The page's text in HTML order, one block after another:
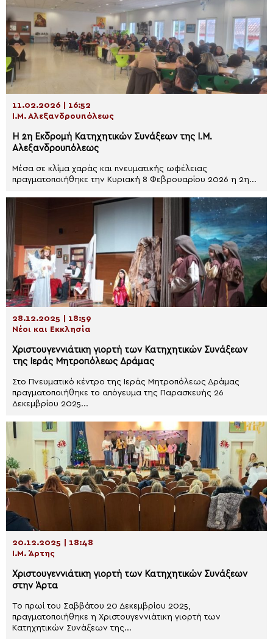
11.02.2026 | 16:52
Ι.Μ. Αλεξανδρουπόλεως
Η 2η Εκδρομή Κατηχητικών Συνάξεων της Ι.Μ.
Αλεξανδρουπόλεως
Μέσα σε κλίμα χαράς και πνευματικής ωφέλειας
πραγματοποιήθηκε την Κυριακή 8 Φεβρουαρίου 2026 η 2η...
28.12.2025 | 18:59
Νέοι και Εκκλησία
Χριστουγεννιάτικη γιορτή των Κατηχητικών Συνάξεων
της Ιεράς Μητροπόλεως Δράμας
Στο Πνευματικό κέντρο της Ιεράς Μητροπόλεως Δράμας
πραγματοποιήθηκε το απόγευμα της Παρασκευής 26
Δεκεμβρίου 2025...
20.12.2025 | 18:48
Ι.Μ. Άρτης
Χριστουγεννιάτικη γιορτή των Κατηχητικών Συνάξεων
στην Άρτα
Το πρωί του Σαββάτου 20 Δεκεμβρίου 2025,
πραγματοποιήθηκε η Χριστουγεννιάτικη γιορτή των
Κατηχητικών Συνάξεων της...